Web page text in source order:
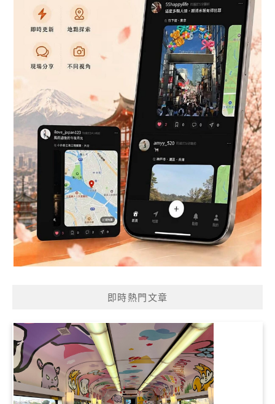
即時熱門文章